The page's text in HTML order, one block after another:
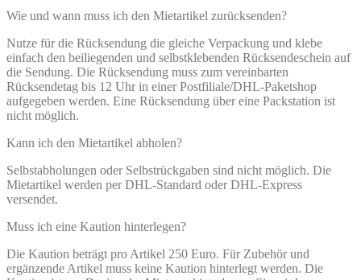
Wie und wann muss ich den Mietartikel zurücksenden?
Nutze für die Rücksendung die gleiche Verpackung und klebe
einfach den beiliegenden und selbstklebenden Rücksendeschein auf
die Sendung. Die Rücksendung muss zum vereinbarten
Rücksendetag bis 12 Uhr in einer Postfiliale/DHL-Paketshop
aufgegeben werden. Eine Rücksendung über eine Packstation ist
nicht möglich.
Kann ich den Mietartikel abholen?
Selbstabholungen oder Selbstrückgaben sind nicht möglich. Die
Mietartikel werden per DHL-Standard oder DHL-Express
versendet.
Muss ich eine Kaution hinterlegen?
Die Kaution beträgt pro Artikel 250 Euro. Für Zubehör und
ergänzende Artikel muss keine Kaution hinterlegt werden. Die